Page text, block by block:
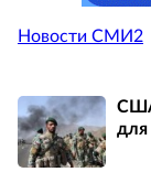
Новости СМИ2
для